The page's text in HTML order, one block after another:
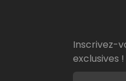
Inscrivez-
exclusives !